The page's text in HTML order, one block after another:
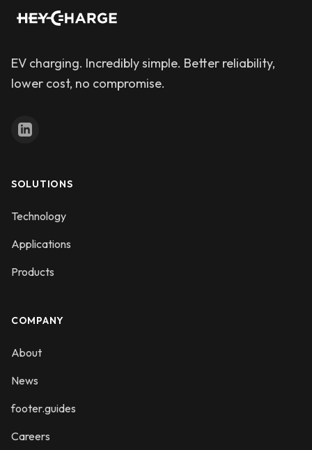
EV charging. Incredibly simple. Better reliability,
lower cost, no compromise.
SOLUTIONS
Technology
Applications
Products
COMPANY
About
News
footer.guides
Careers